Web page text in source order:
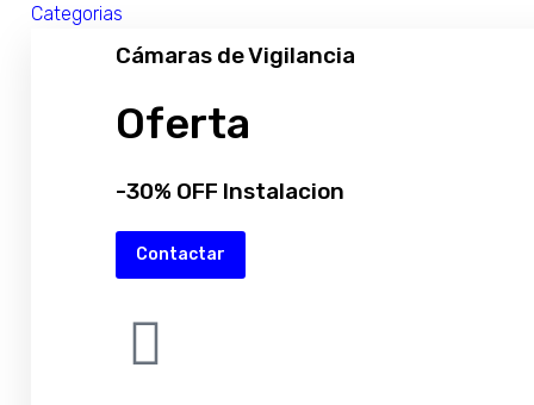
Categorias
Cámaras de Vigilancia
Oferta
-30% OFF Instalacion
Contactar